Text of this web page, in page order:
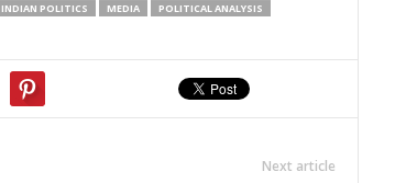
INDIAN POLITICS MEDIA
POLITICAL ANALYSIS
Next article